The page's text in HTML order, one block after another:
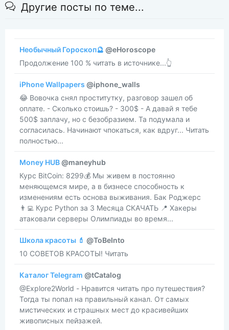
Другие посты по теме...
Необычный Гороскоп🔮 @eHoroscope
Продолжение 100 % читать в источнике...👆
iPhone Wallpapers @iphone_walls
😂 Вовочка снял проститутку, разговор зашел об
оплате. - Сколько стоишь? - 300$ - А давай я тебе
500$ заплачу, но с безобразием. Та подумала и
согласилась. Начинают чпокаться, как вдруг... Читать
полностью...
Money HUB@maneyhub
​​Курс BitCoin: 8299💰 Мы живем в постоянно
меняющемся мире, а в бизнесе способность к
изменениям есть основа выживания. Бак Роджерс
👨‍💻 Курс Python за 3 Месяца СКАЧАТЬ 📍 Хакеры
атаковали серверы Олимпиады во время...
Школа красоты 💄 @ToBeInto
10 СОВЕТОВ КРАСОТЫ! Читать
Каталог Telegram @tCatalog
@Explore2World - Нравится читать про путешествия?
Тогда ты попал на правильный канал. От самых
мистических и страшных мест до красивейших
живописных пейзажей.